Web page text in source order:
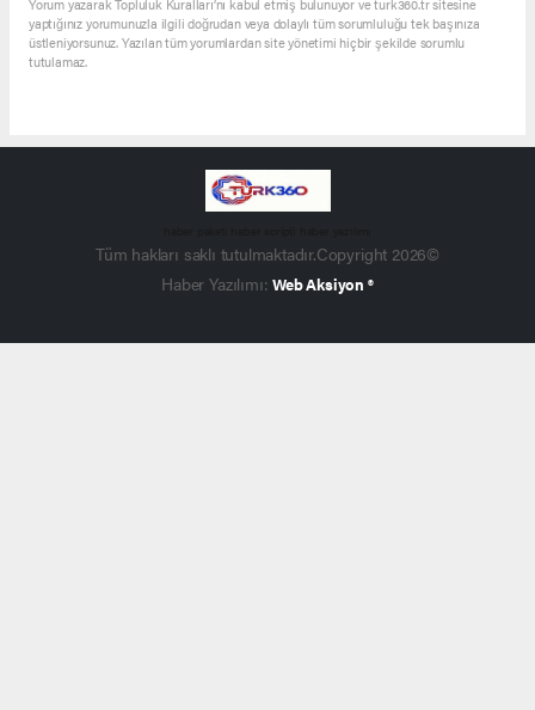
Yorum yazarak Topluluk Kuralları’nı kabul etmiş bulunuyor ve turk360.tr sitesine
yaptığınız yorumunuzla ilgili doğrudan veya dolaylı tüm sorumluluğu tek başınıza
üstleniyorsunuz. Yazılan tüm yorumlardan site yönetimi hiçbir şekilde sorumlu
tutulamaz.
Tüm hakları saklı tutulmaktadır.Copyright 2026©
Haber Yazılımı:Web Aksiyon ®